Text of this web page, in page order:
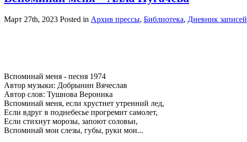
Март 27th, 2023 Posted in Архив прессы, Библиотека, Дневник записей
Вспоминай меня - песня 1974
Автор музыки: Добрынин Вячеслав
Автор слов: Тушнова Вероника
Вспоминай меня, если хрустнет утренний лед,
Если вдруг в поднебесье прогремит самолет,
Если стихнут морозы, запоют соловьи,
Вспоминай мои слезы, губы, руки мои...